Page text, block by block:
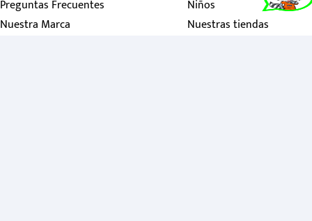
Preguntas Frecuentes
Nuestra Marca
Niños
Nuestras tiendas